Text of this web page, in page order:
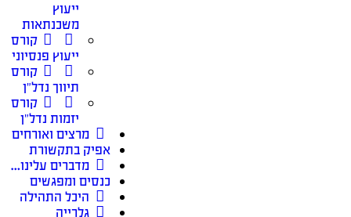
ייעוץ
משכנתאות
קורס
ייעוץ פנסיוני
קורס
תיווך נדל״ן
קורס
יזמות נדל״ן
מרצים ואורחים
אפיק בתקשורת
מדברים עלינו…
כנסים ומפגשים
היכל התהילה
גלרייה